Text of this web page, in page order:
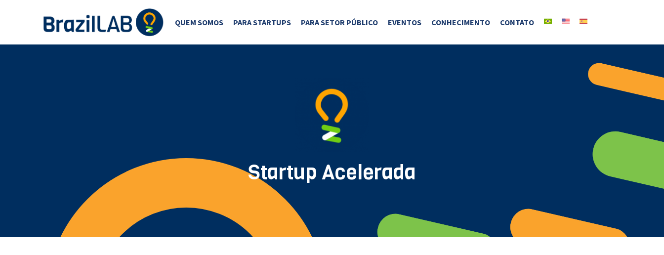
QUEM SOMOS PARA STARTUPS PARA SETOR PÚBLICO EVENTOS CONHECIMENTO CONTATO
Startup Acelerada